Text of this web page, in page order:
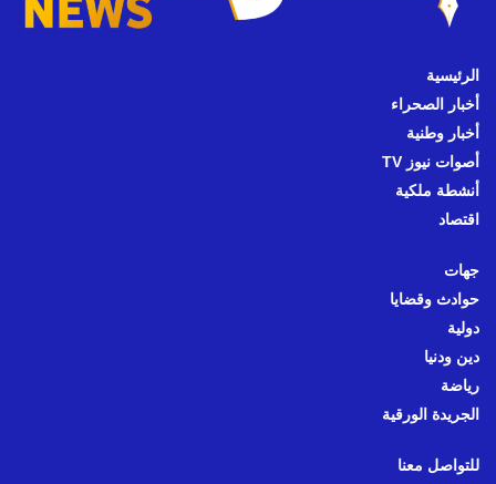
الرئيسية
أخبار الصحراء
أخبار وطنية
أصوات نيوز TV
أنشطة ملكية
اقتصاد
جهات
حوادث وقضايا
دولية
دين ودنيا
رياضة
الجريدة الورقية
للتواصل معنا